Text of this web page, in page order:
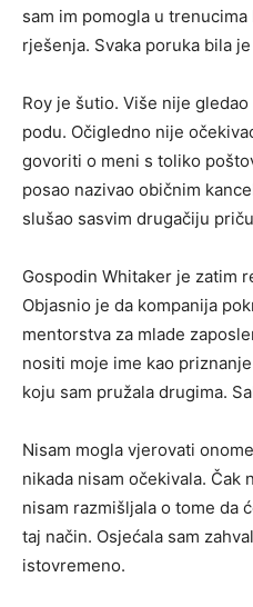
sam im pomogla u
rješenja. Svaka poruka bila
Roy je šutio. Više nije
podu. Očigledno nije
govoriti o meni s toliko
posao nazivao običnim
slušao sasvim drugačiju
Gospodin Whitaker je zatim
Objasnio je da kompanija
mentorstva za mlade
nositi moje ime kao
koju sam pružala drugima.
Nisam mogla vjerovati
nikada nisam očekivala. Čak
nisam razmišljala o tome da
taj način. Osjećala sam
istovremeno.